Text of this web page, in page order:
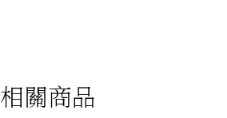
相關商品